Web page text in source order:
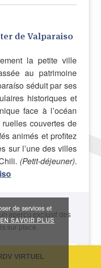
de services et
EN SAVOIR PLUS
VIRTUEL
de Valparaiso
la petite ville
au patrimoine
séduit par ses
historiques et
face à l’océan
couvertes de
animés et profitez
sur l’une des villes
(Petit-déjeuner).
aperçu exclusif des
sur place.